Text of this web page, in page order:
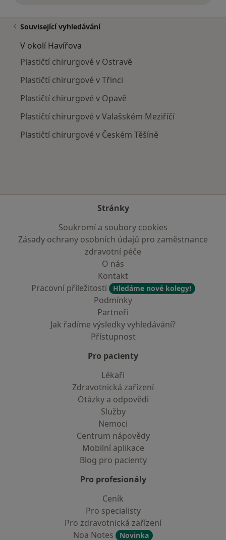
Související vyhledávání
V okolí Havířova
Plastičtí chirurgové v Ostravě
Plastičtí chirurgové v Třinci
Plastičtí chirurgové v Opavě
Plastičtí chirurgové v Valašském Meziříčí
Plastičtí chirurgové v Českém Těšíně
Stránky
Soukromí a soubory cookies
Zásady ochrany osobních údajů pro zaměstnance
zdravotní péče
O nás
Kontakt
Pracovní příležitosti
Hledáme nové kolegy!
Podmínky
Partneři
Jak řadíme výsledky vyhledávání?
Přístupnost
Pro pacienty
Lékaři
Zdravotnická zařízení
Otázky a odpovědi
Služby
Nemoci
Centrum nápovědy
Mobilní aplikace
Blog pro pacienty
Pro profesionály
Ceník
Pro specialisty
Pro zdravotnická zařízení
Noa Notes
Novinka